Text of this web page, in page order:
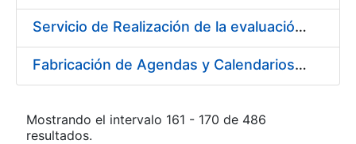
Servicio de Realización de la evaluación de Riesgos Psicosociales y de salud laboral en los puestos de trabajo de la FNMT-RCM
Fabricación de Agendas y Calendarios para FNMT-RCM
Mostrando el intervalo 161 - 170 de 486
resultados.